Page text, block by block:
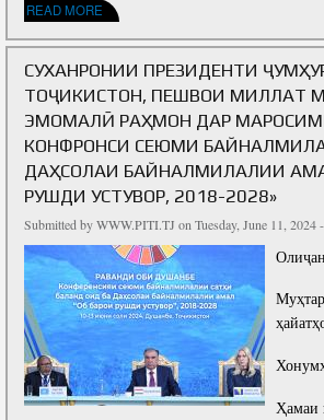
READ MORE
ABOUT ПАЁМИ ШОДБОШИИ ПРЕЗИДЕНТИ
СУХАНРОНИИ ПРЕЗИДЕНТИ
ТОҶИКИСТОН, ПЕШВОИ МИЛЛАТ
ЭМОМАЛӢ РАҲМОН ДАР
КОНФРОНСИ СЕЮМИ
ДАҲСОЛАИ БАЙНАЛМИЛАЛИИ
РУШДИ УСТУВОР, 2018-2028»
Submitted byWWW.PITI.TJ on Tuesday, June 11, 2024
Ҳамаи